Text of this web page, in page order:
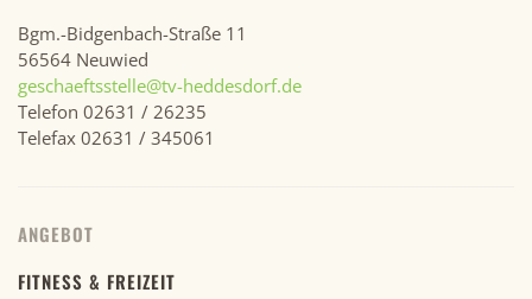
Bgm.-Bidgenbach-Straße 11
56564 Neuwied
geschaeftsstelle@tv-heddesdorf.de
Telefon 02631 / 26235
Telefax 02631 / 345061
ANGEBOT
FITNESS & FREIZEIT